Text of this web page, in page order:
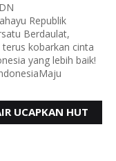
Republik
Berdaulat,
kobarkan cinta
yang lebih baik!
UCAPKAN HUT